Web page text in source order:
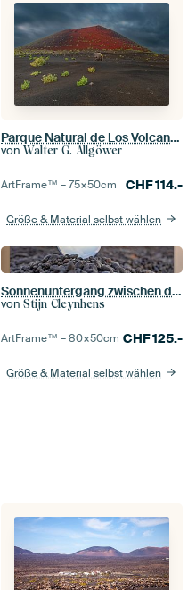
Parque Natural de Los Volcanes
von Walter G. Allgöwer
ArtFrame™ –75×50cm CHF114.-
Größe & Material selbst wählen
Sonnenuntergang zwischen den Vulkanen
von Stijn Cleynhens
ArtFrame™ –80×50cm CHF125.-
Größe & Material selbst wählen